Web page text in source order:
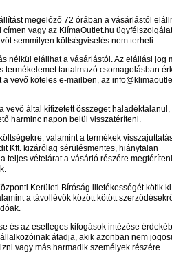
megelőző 72 órában a vásárlástól
vagy az KlímaOutlet.hu
semmilyen költségviselés nem terheli.
nélkül elállhat a vásárlástól. Az elállási jog
termékelemet tartalmazó csomagolásban
vevő köteles e-mailben, az
vevő által kifizetett összeget haladéktalanul,
harminc napon belül visszatéríteni.
valamint a termékek
Kft. kizárólag sérülésmentes, hiánytalan
teljes vételárat a vásárló részére
Kerületi Bíróság illetékességét kötik
a távollévők között kötött
és az esetleges kifogások intézése
átadja, akik azonban nem
vagy más harmadik személyek részére